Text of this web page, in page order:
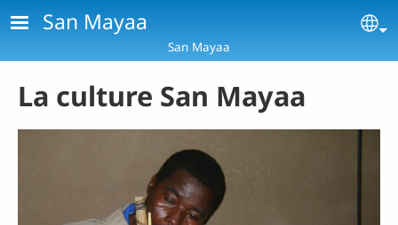
Aller au contenu principal
San Mayaa
San Mayaa
La culture San Mayaa